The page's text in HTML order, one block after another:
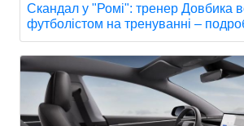
Скандал у "Ромі": тренер Довбика
футболістом на тренуванні –